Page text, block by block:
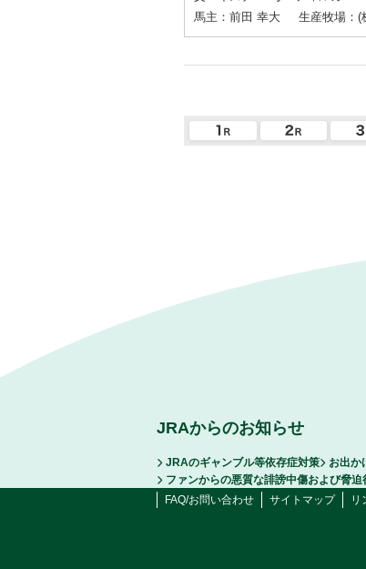
馬主：前田 幸大
生産牧場：(
JRAからのお知らせ
JRAのギャンブル等依存症対策 お出か
ファンからの悪質な誹謗中傷および脅
FAQ/お問い合わせ
サイトマップ リ